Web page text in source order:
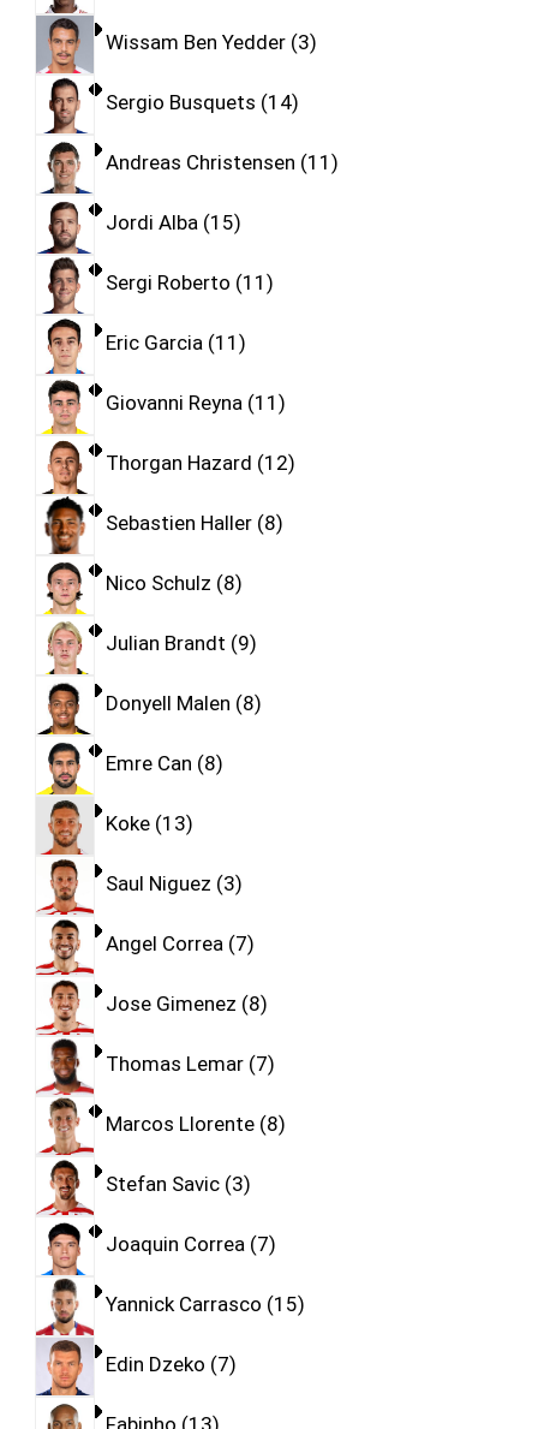
Wissam Ben Yedder 3
Sergio Busquets 14
Andreas Christensen 11
Jordi Alba 15
Sergi Roberto 11
Eric Garcia 11
Giovanni Reyna 11
Thorgan Hazard 12
Sebastien Haller 8
Nico Schulz 8
Julian Brandt 9
Donyell Malen 8
Emre Can 8
Koke 13
Saul Niguez 3
Angel Correa 7
Jose Gimenez 8
Thomas Lemar 7
Marcos Llorente 8
Stefan Savic 3
Joaquin Correa 7
Yannick Carrasco 15
Edin Dzeko 7
Fabinho 13